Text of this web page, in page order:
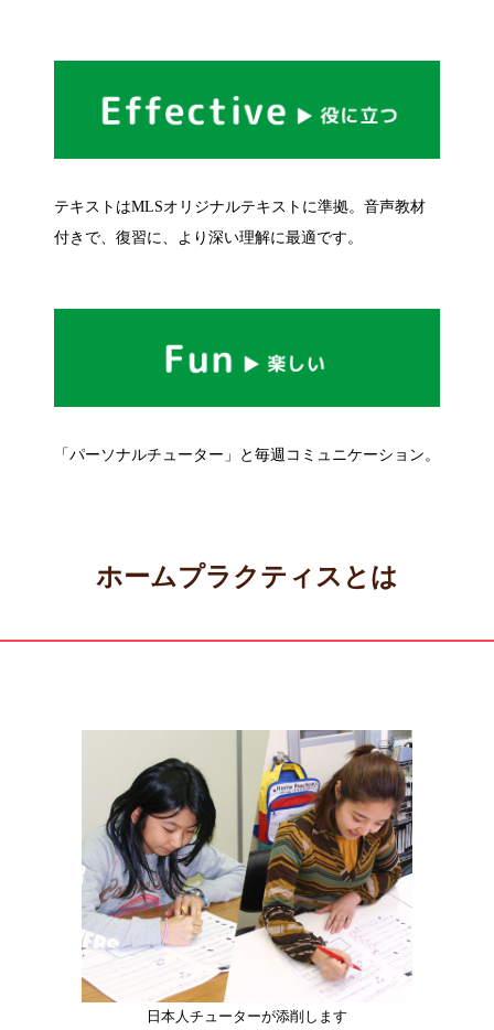
テキストはMLSオリジナルテキストに準拠。音声教材
付きで、復習に、より深い理解に最適です。
「パーソナルチューター」と毎週コミュニケーション。
ホームプラクティスとは
日本人チューターが添削します